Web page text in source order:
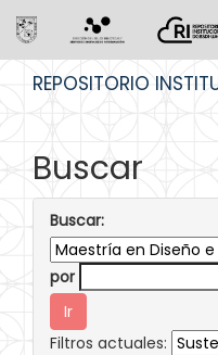
REPOSITORIO
Buscar
Buscar:
por
Filtros actuales: